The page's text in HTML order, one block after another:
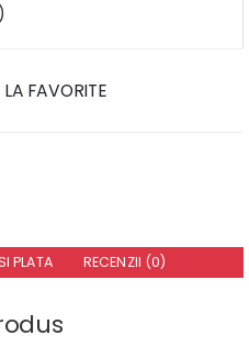
FAVORITE
PLATA RECENZII (0)